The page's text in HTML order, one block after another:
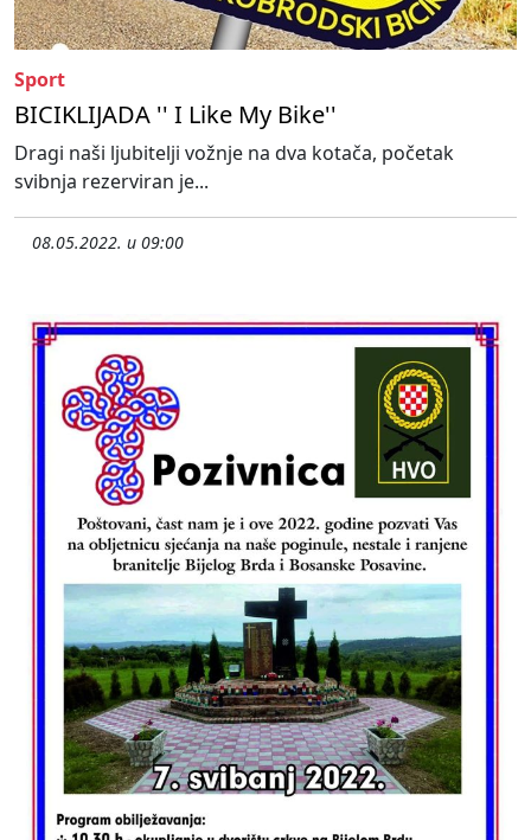
Sport
BICIKLIJADA '' I Like My Bike''
Dragi naši ljubitelji vožnje na dva kotača, početak
svibnja rezerviran je...
08.05.2022. u 09:00